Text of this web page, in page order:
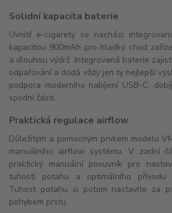
Solidní kapacita baterie
Uvnitř e-cigarety se nachází
kapacitou 900mAh pro hladký chod
a dlouhou výdrž. Integrovaná baterie
odpařování a dodá vždy jen ty nejlepší
podpora moderního nabíjení USB-C,
spodní části.
Praktická regulace airflow
Důležitým a pomocným prvkem modelu
manuálního airflow systému. V zadní
praktický manuální posuvník pro
tuhosti potahu a optimálního přívodu
Tuhost potahu si potom nastavíte za
pohybem prstu.